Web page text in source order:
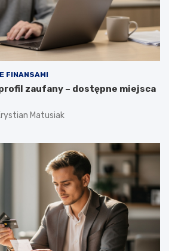
FINANSAMI
zaufany – dostępne miejsca
Matusiak